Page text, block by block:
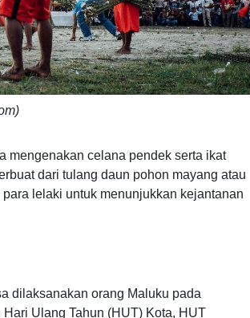
mengenakan celana pendek serta ikat
dari tulang daun pohon mayang atau
lelaki untuk menunjukkan kejantanan
dilaksanakan orang Maluku pada
Ulang Tahun (HUT) Kota, HUT